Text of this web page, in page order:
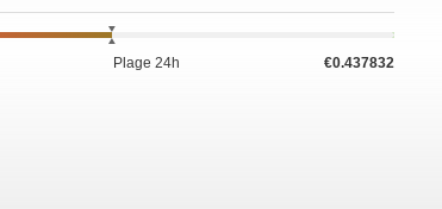
Plage 24h €0.437832